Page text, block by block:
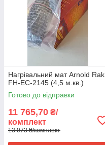
Нагрівальний мат Arnold Rak
FH-EC-2145 (4,5 м.кв.)
Готово до відправки
11 765,70 ₴/
комплект
13 073 ₴/комплект